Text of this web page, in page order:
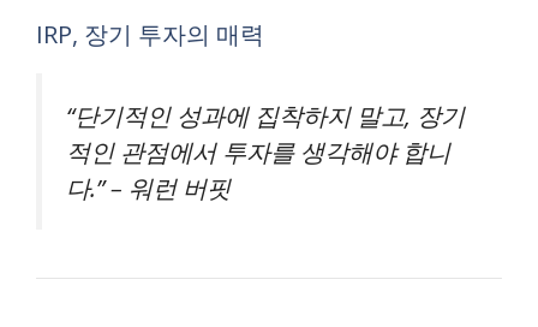
IRP, 장기 투자의 매력
“단기적인 성과에 집착하지 말고, 장기
적인 관점에서 투자를 생각해야 합니
다.” – 워런 버핏